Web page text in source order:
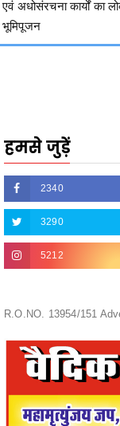
2340
3290
5212
R.O.NO. 13954/151